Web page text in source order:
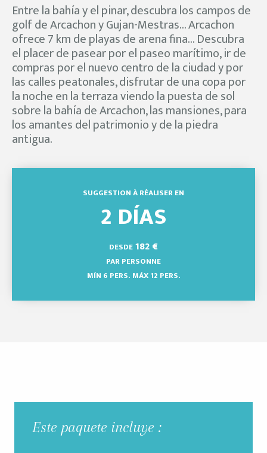
Entre la bahía y el pinar, descubra los campos de
golf de Arcachon y Gujan-Mestras… Arcachon
ofrece 7 km de playas de arena fina… Descubra
el placer de pasear por el paseo marítimo, ir de
compras por el nuevo centro de la ciudad y por
las calles peatonales, disfrutar de una copa por
la noche en la terraza viendo la puesta de sol
sobre la bahía de Arcachon, las mansiones, para
los amantes del patrimonio y de la piedra
antigua.
SUGGESTION À RÉALISER EN
2 DÍAS
DESDE182€
PAR PERSONNE
MÍN 6 PERS. MÁX 12 PERS.
Este paquete incluye :